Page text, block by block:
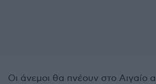
Οι άνεμοι θα πνέουν στο Αιγαίο